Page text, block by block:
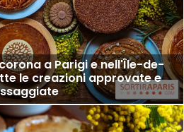
a Parigi e nell'Île-de-
le creazioni approvate e